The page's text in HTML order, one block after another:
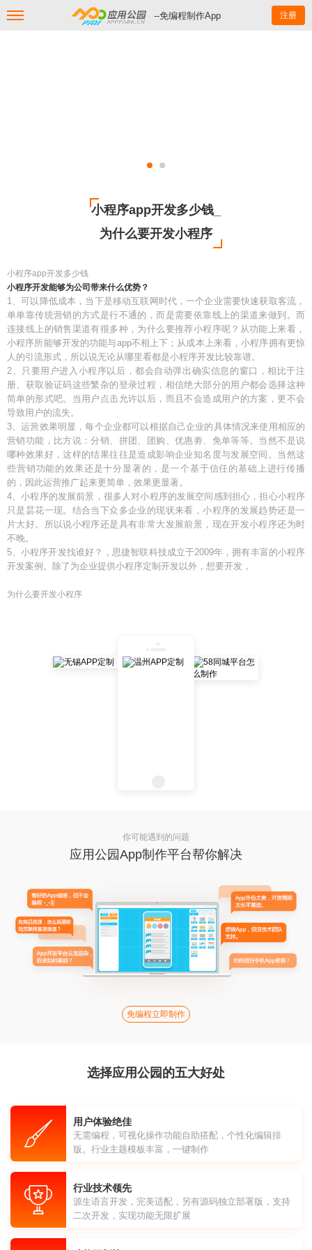
--免编程制作App 注册
小程序app开发多少钱_
为什么要开发小程序
小程序app开发多少钱
小程序开发能够为公司带来什么优势？
1、可以降低成本，当下是移动互联网时代，一个企业需要快速获取客流，
单单靠传统营销的方式是行不通的，而是需要依靠线上的渠道来做到。而
连接线上的销售渠道有很多种，为什么要推荐小程序呢？从功能上来看，
小程序所能够开发的功能与app不相上下；从成本上来看，小程序拥有更惊
人的引流形式，所以说无论从哪里看都是小程序开发比较靠谱。
2、只要用户进入小程序以后，都会自动弹出确实信息的窗口，相比于注
册、获取验证码这些繁杂的登录过程，相信绝大部分的用户都会选择这种
简单的形式吧。当用户点击允许以后，而且不会造成用户的方案，更不会
导致用户的流失。
3、运营效果明显，每个企业都可以根据自己企业的具体情况来使用相应的
营销功能，比方说：分销、拼团、团购、优惠劵、免单等等。当然不是说
哪种效果好，这样的结果往往是造成影响企业知名度与发展空间。当然这
些营销功能的效果还是十分显著的，是一个基于信任的基础上进行传播
的，因此运营推广起来更简单，效果更显著。
4、小程序的发展前景，很多人对小程序的发展空间感到担心，担心小程序
只是昙花一现。结合当下众多企业的现状来看，小程序的发展趋势还是一
片大好。所以说小程序还是具有非常大发展前景，现在开发小程序还为时
不晚。
5、小程序开发找谁好？，思捷智联科技成立于2009年，拥有丰富的小程序
开发案例。除了为企业提供小程序定制开发以外，想要开发，
为什么要开发小程序
你可能遇到的问题
应用公园App制作平台帮你解决
免编程立即制作
选择应用公园的五大好处
用户体验绝佳
无需编程，可视化操作功能自助搭配，个性化编辑排
版。行业主题模板丰富，一键制作
行业技术领先
源生语言开发，完美适配，另有源码独立部署版，支持
二次开发，实现功能无限扩展